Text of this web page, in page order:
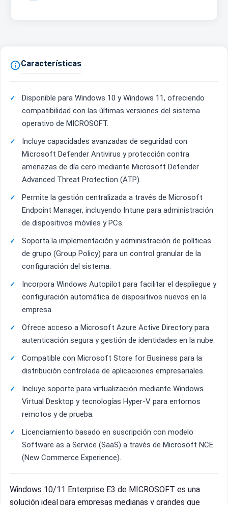
Características
Disponible para Windows 10 y Windows 11, ofreciendo
compatibilidad con las últimas versiones del sistema
operativo de MICROSOFT.
Incluye capacidades avanzadas de seguridad con
Microsoft Defender Antivirus y protección contra
amenazas de día cero mediante Microsoft Defender
Advanced Threat Protection (ATP).
Permite la gestión centralizada a través de Microsoft
Endpoint Manager, incluyendo Intune para administración
de dispositivos móviles y PCs.
Soporta la implementación y administración de políticas
de grupo (Group Policy) para un control granular de la
configuración del sistema.
Incorpora Windows Autopilot para facilitar el despliegue y
configuración automática de dispositivos nuevos en la
empresa.
Ofrece acceso a Microsoft Azure Active Directory para
autenticación segura y gestión de identidades en la nube.
Compatible con Microsoft Store for Business para la
distribución controlada de aplicaciones empresariales.
Incluye soporte para virtualización mediante Windows
Virtual Desktop y tecnologías Hyper-V para entornos
remotos y de prueba.
Licenciamiento basado en suscripción con modelo
Software as a Service (SaaS) a través de Microsoft NCE
(New Commerce Experience).
Windows 10/11 Enterprise E3 de MICROSOFT es una
solución ideal para empresas medianas y grandes que